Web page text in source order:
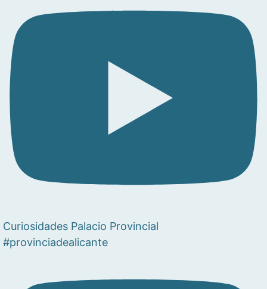
Curiosidades Palacio Provincial
#provinciadealicante